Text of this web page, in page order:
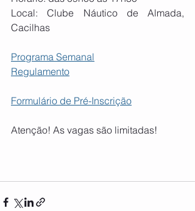
Local: Clube Náutico de Almada,
Cacilhas
Programa Semanal
Regulamento
Formulário de Pré-Inscrição
Atenção! As vagas são limitadas!